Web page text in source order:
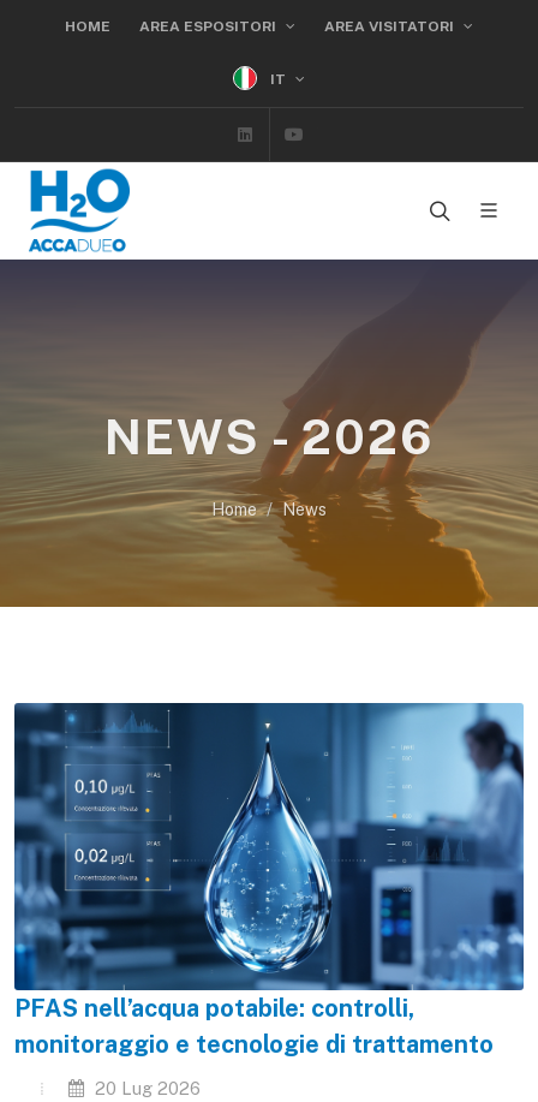
HOME AREA ESPOSITORI AREA VISITATORI
IT
Linkedin
NEWS - 2026
Home News
PFAS nell’acqua potabile: controlli,
monitoraggio e tecnologie di trattamento
20 Lug 2026